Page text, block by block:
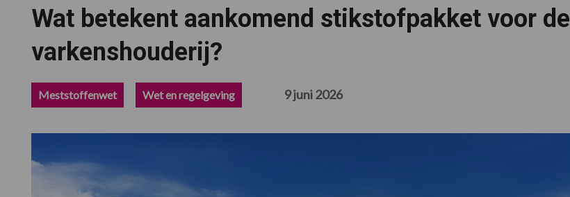
Wat betekent aankomend stikstofpakket voor de
varkenshouderij?
Meststoffenwet Wet en regelgeving 9 juni 2026